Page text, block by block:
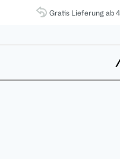
Gratis Lieferung ab